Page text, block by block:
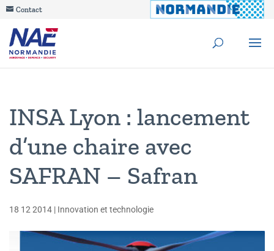
Contact
INSA Lyon : lancement
d’une chaire avec
SAFRAN – Safran
18 12 2014 | Innovation et technologie